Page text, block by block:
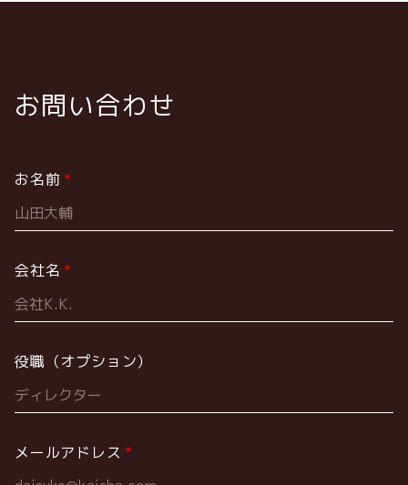
お問い合わせ
お名前
会社名
役職（オプション）
メールアドレス